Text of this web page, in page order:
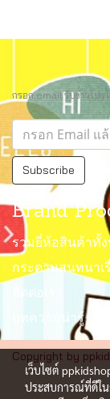
กรอก email รับข่าวโป
Subscribe
Brand
รวมยี่ห้อสินค้าทั้
กระดานสนทนาเ
ติดต่อเรา
บทความน่ารู้
Copyright by
เว็บไซต์
ประสบการณ์ที่ดีใน